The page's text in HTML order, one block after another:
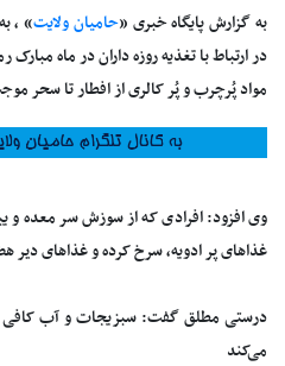
به گزارش پایگاه خبری «حامیان ولایت» ،
در ارتباط با تغذیه روزه داران در ماه
مواد پُرچرب و پُر کالری از افطار تا سحر
وی افزود: افرادی که از سوزش سر معده و
غذاهای پر ادویه، سرخ کرده و غذاهای دیر
درستی مطلق گفت: سبزیجات و آب کافی
می‌کند